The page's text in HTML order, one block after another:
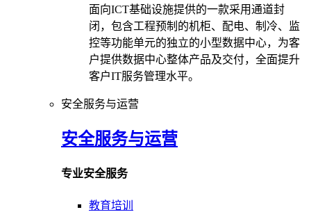
面向ICT基础设施提供的一款采用通道封
闭，包含工程预制的机柜、配电、制冷、监
控等功能单元的独立的小型数据中心，为客
户提供数据中心整体产品及交付，全面提升
客户IT服务管理水平。
安全服务与运营
安全服务与运营
专业安全服务
教育培训